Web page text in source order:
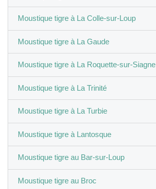
Moustique tigre à La Colle-sur-Loup
Moustique tigre à La Gaude
Moustique tigre à La Roquette-sur-Siagne
Moustique tigre à La Trinité
Moustique tigre à La Turbie
Moustique tigre à Lantosque
Moustique tigre au Bar-sur-Loup
Moustique tigre au Broc